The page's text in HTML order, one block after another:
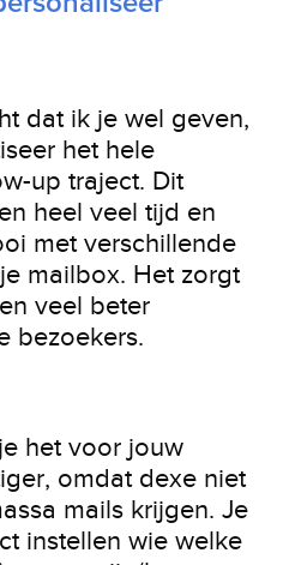
dat ik je wel geven,
het hele
up traject. Dit
heel veel tijd en
met verschillende
mailbox. Het zorgt
veel beter
bezoekers.
het voor jouw
omdat dexe niet
mails krijgen. Je
instellen wie welke